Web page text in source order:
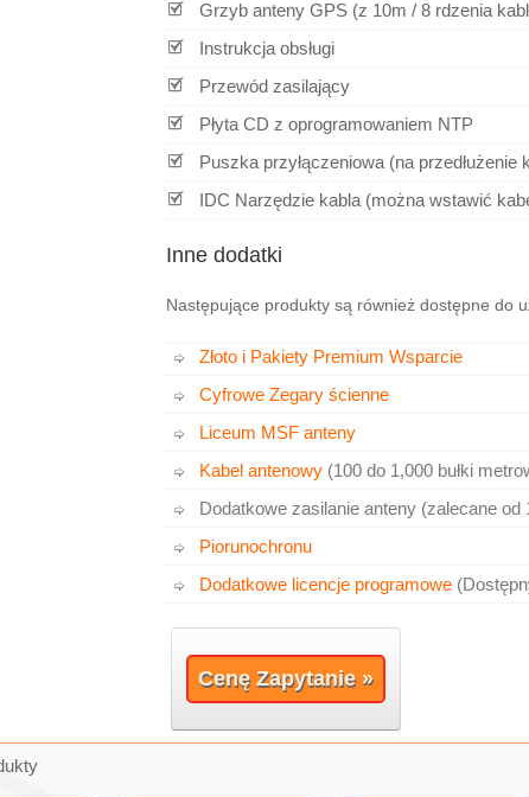
Grzyb anteny GPS (z 10m / 8 rdzenia
Instrukcja obsługi
Przewód zasilający
Płyta CD z oprogramowaniem NTP
Puszka przyłączeniowa (na przedłużenie
IDC Narzędzie kabla (można wstawić
Inne dodatki
Następujące produkty są również dostępne do
Złoto i Pakiety Premium Wsparcie
Cyfrowe Zegary ścienne
Liceum MSF anteny
Kabel antenowy (100 do 1,000 bułki
Dodatkowe zasilanie anteny (zalecane
Piorunochronu
Dodatkowe licencje programowe
Cenę Zapytanie »